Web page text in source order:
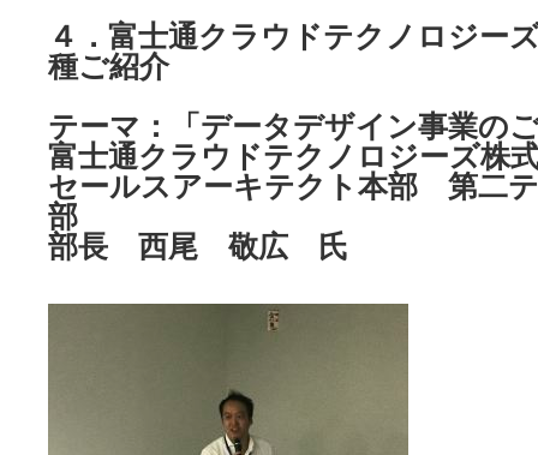
４．富士通クラウドテクノロジー
種ご紹介
テーマ：「データデザイン事業の
富士通クラウドテクノロジーズ株
セールスアーキテクト本部 第二
部
部長 西尾 敬広 氏